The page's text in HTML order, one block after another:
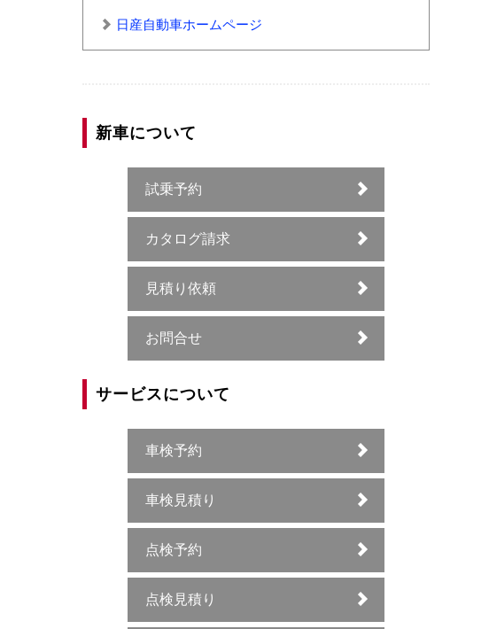
日産自動車ホームページ
新車について
試乗予約
カタログ請求
見積り依頼
お問合せ
サービスについて
車検予約
車検見積り
点検予約
点検見積り